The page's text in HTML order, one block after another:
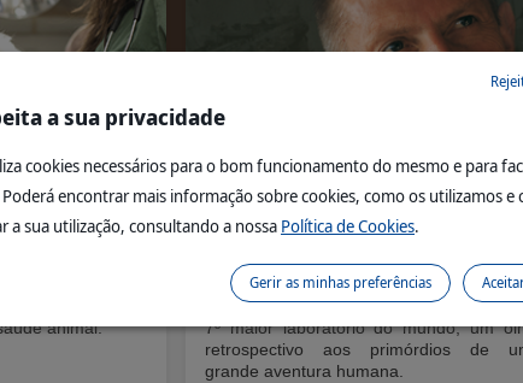
e inovadora a
animais e
dia após dia,
animal.
Fundador
Desde um pequeno centro de
de biologia estabelecido em 1968
apartamento de 3 divisões em Nice até
7º maior laboratório do mundo, um
retrospectivo aos primórdios de
grande aventura humana.
a sua privacidade
cookies necessários para o bom funcionamento do mesmo e para
encontrar mais informação sobre cookies, como os utilizamos e
a sua utilização, consultando a nossa Política de Cookies.
Gerir as minhas preferências